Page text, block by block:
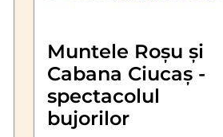
Muntele Roșu și
Cabana Ciucaș -
spectacolul
bujorilor